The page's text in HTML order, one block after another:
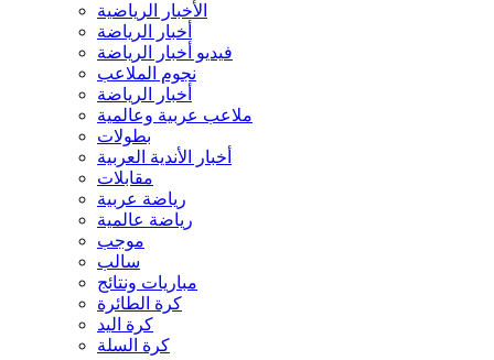
الأخبار الرياضية
أخبار الرياضة
فيديو أخبار الرياضة
نجوم الملاعب
أخبار الرياضة
ملاعب عربية وعالمية
بطولات
أخبار الأندية العربية
مقابلات
رياضة عربية
رياضة عالمية
موجب
سالب
مباريات ونتائج
كرة الطائرة
كرة اليد
كرة السلة